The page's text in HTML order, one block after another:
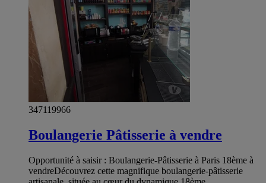
347119966
Boulangerie Pâtisserie à vendre
​Opportunité à saisir : Boulangerie-Pâtisserie à Paris 18ème à
vendre ​Découvrez cette magnifique boulangerie-pâtisserie